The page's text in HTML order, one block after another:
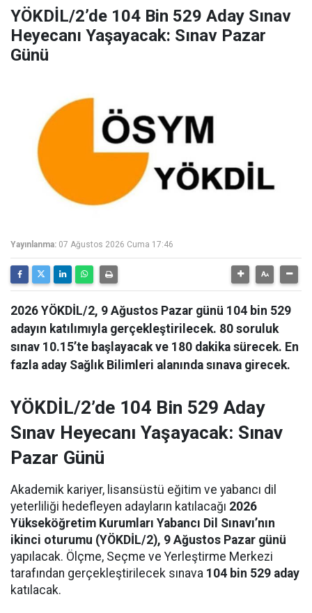
YÖKDİL/2’de 104 Bin 529 Aday Sınav
Heyecanı Yaşayacak: Sınav Pazar
Günü
Yayınlanma: 07 Ağustos 2026 Cuma 17:46
2026 YÖKDİL/2, 9 Ağustos Pazar günü 104 bin 529
adayın katılımıyla gerçekleştirilecek. 80 soruluk
sınav 10.15’te başlayacak ve 180 dakika sürecek. En
fazla aday Sağlık Bilimleri alanında sınava girecek.
YÖKDİL/2’de 104 Bin 529 Aday
Sınav Heyecanı Yaşayacak: Sınav
Pazar Günü
Akademik kariyer, lisansüstü eğitim ve yabancı dil
yeterliliği hedefleyen adayların katılacağı 2026
Yükseköğretim Kurumları Yabancı Dil Sınavı’nın
ikinci oturumu (YÖKDİL/2), 9 Ağustos Pazar günü
yapılacak. Ölçme, Seçme ve Yerleştirme Merkezi
tarafından gerçekleştirilecek sınava 104 bin 529 aday
katılacak.